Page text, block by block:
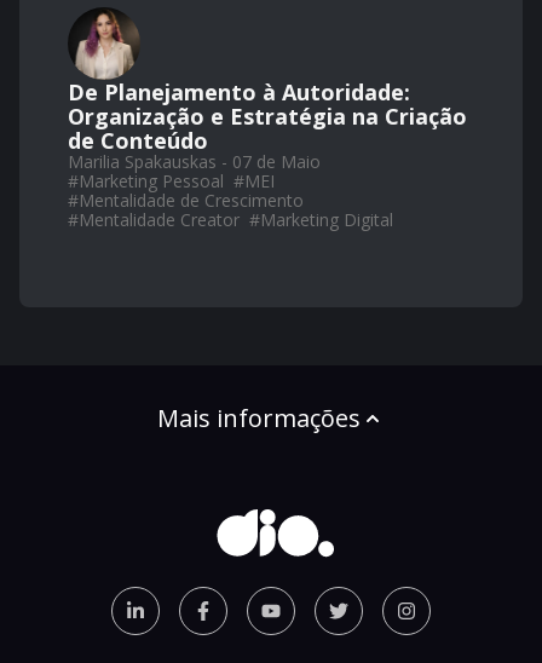
De Planejamento à Autoridade:
Organização e Estratégia na Criação
de Conteúdo
Marilia Spakauskas - 07 de Maio
#Marketing Pessoal #MEI
#Mentalidade de Crescimento
#Mentalidade Creator #Marketing Digital
Mais informações